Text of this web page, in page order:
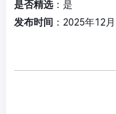
是否精选：是
发布时间 ：2025年12